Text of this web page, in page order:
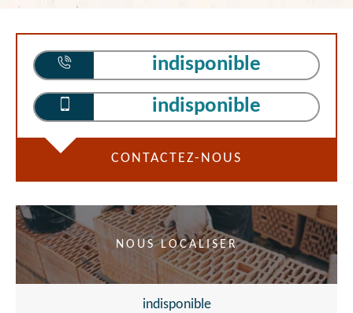
indisponible
indisponible
CONTACTEZ-NOUS
NOUS LOCALISER
indisponible